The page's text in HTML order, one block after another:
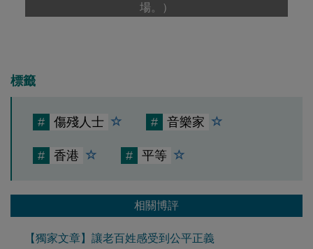
場。）
標籤
# 傷殘人士 # 音樂家
# 香港 # 平等
相關博評
【獨家文章】讓老百姓感受到公平正義